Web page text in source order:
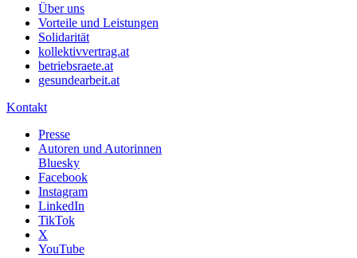
Über uns
Vorteile und Leistungen
Solidarität
kollektivvertrag.at
betriebsraete.at
gesundearbeit.at
Kontakt
Presse
Autoren und Autorinnen
Bluesky
Facebook
Instagram
LinkedIn
TikTok
X
YouTube